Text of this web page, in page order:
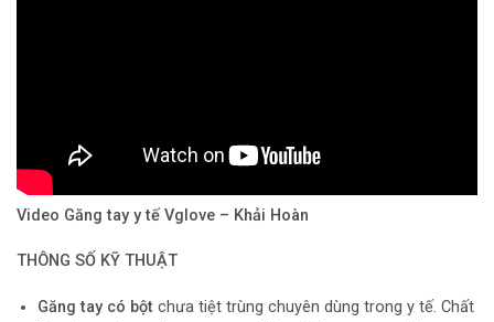
Video Găng tay y tế Vglove – Khải Hoàn
THÔNG SỐ KỸ THUẬT
Găng tay có bột chưa tiệt trùng chuyên dùng trong y tế. Chất